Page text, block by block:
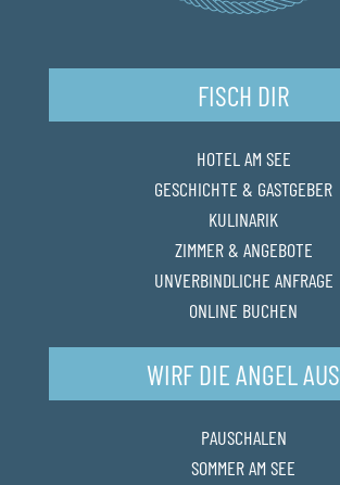
FISCH DIR
HOTEL AM SEE
GESCHICHTE & GASTGEBER
KULINARIK
ZIMMER & ANGEBOTE
UNVERBINDLICHE ANFRAGE
ONLINE BUCHEN
WIRF DIE ANGEL AUS
PAUSCHALEN
SOMMER AM SEE